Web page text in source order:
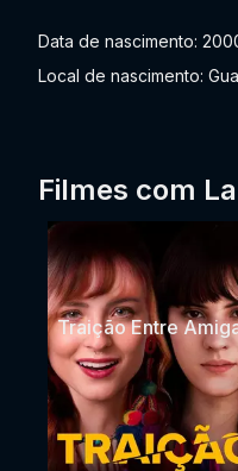
Data de nascimento:
Local de nascimento:
Filmes com
Traição Entre